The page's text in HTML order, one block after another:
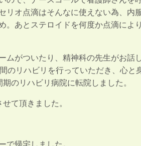
リオ点滴はそんなに使えない為、内
。あとステロイドを何度か点滴により
ムがついたり、精神科の先生がお話
のリハビリを行っていただき、心と
のリハビリ病院に転院しました。
て頂きました。
で帰宅しました。